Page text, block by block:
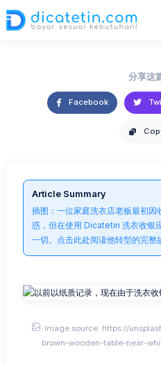
27 Jun 2025 3,573 views
https://unsplash.com/photos/person-
white-ceramic-mug-s9CC2SKySJM
分享这
Facebook
Article Summary
插图：一位家庭洗衣店老板最初因
惑，但在使用 Dicatetin 洗衣收银
一切。点击此处阅读他转型的完整
Image source: https://
brown-wooden-table-near-